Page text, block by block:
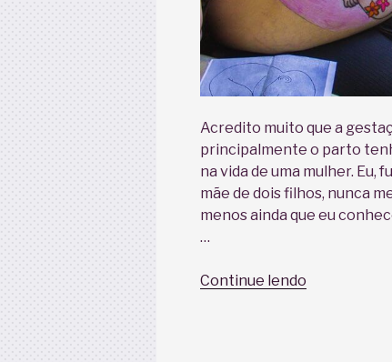
Acredito muito que a
principalmente o parto
na vida de uma mulher. Eu,
mãe de dois filhos, nunca
menos ainda que eu
…
Continue lendo